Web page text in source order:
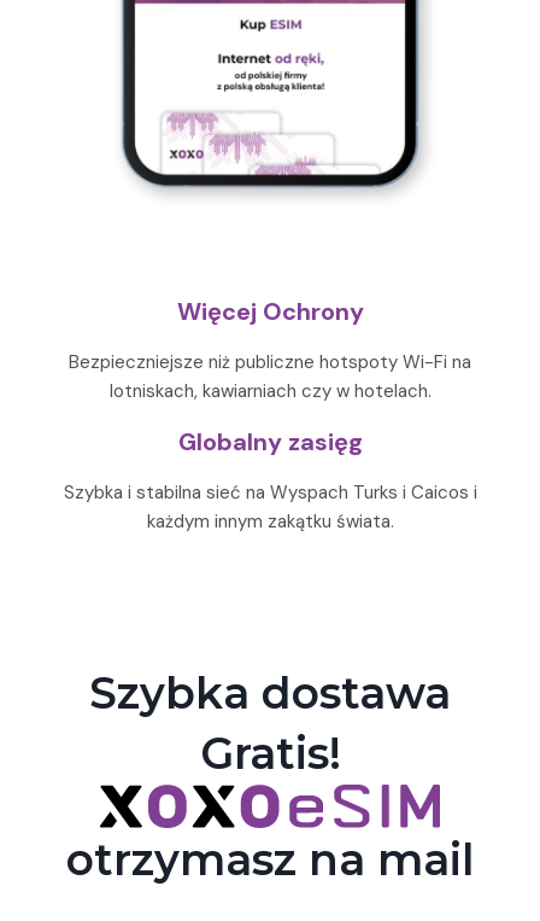
Więcej Ochrony
Bezpieczniejsze niż publiczne hotspoty Wi-Fi na
lotniskach, kawiarniach czy w hotelach.
Globalny zasięg
Szybka i stabilna sieć na Wyspach Turks i Caicos i
każdym innym zakątku świata.
Szybka dostawa
Gratis!
otrzymasz na mail